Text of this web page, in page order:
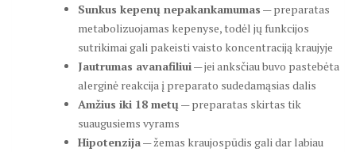
Sunkus kepenų nepakankamumas — preparatas
metabolizuojamas kepenyse, todėl jų funkcijos
sutrikimai gali pakeisti vaisto koncentraciją kraujyje
Jautrumas avanafiliui— jei anksčiau buvo pastebėta
alerginė reakcija į preparato sudedamąsias dalis
Amžius iki 18 metų — preparatas skirtas tik
suaugusiems vyrams
Hipotenzija— žemas kraujospūdis gali dar labiau